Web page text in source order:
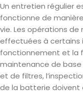
Un entretien régulier
fonctionne de
vie. Les opérations
effectuées à certains
fonctionnement et la
maintenance de base
et de filtres,
de la batterie doivent